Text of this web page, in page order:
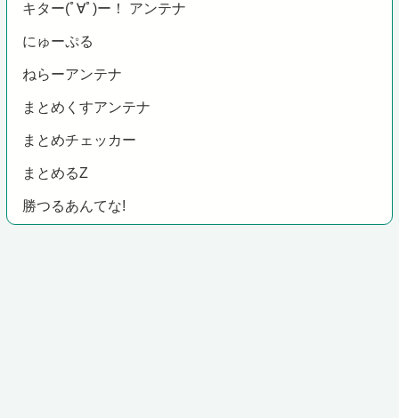
キター(ﾟ∀ﾟ)ー！ アンテナ
にゅーぷる
ねらーアンテナ
まとめくすアンテナ
まとめチェッカー
まとめるZ
勝つるあんてな!